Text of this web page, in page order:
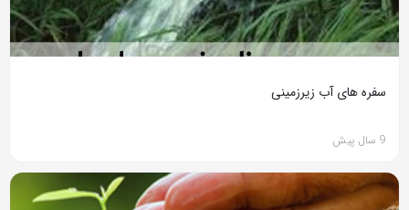
سفره های آب زیرزمینی
9 سال پیش